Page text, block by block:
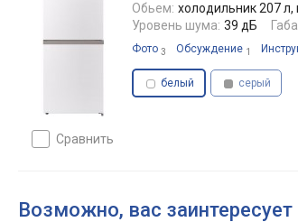
сравнить
Обьем: холодильник 207 л,
Уровень шума: 39 дБ
Фото 3 Обсуждение 1
белый серый
Возможно, вас заинтересует